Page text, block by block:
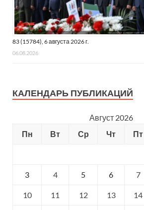
83 (15784), 6 августа 2026 г.
06.08.2026
КАЛЕНДАРЬ ПУБЛИКАЦИЙ
Август 2026
Пн
Вт Ср Чт Пт
3 4 5 6 7
10 11 12 13 14